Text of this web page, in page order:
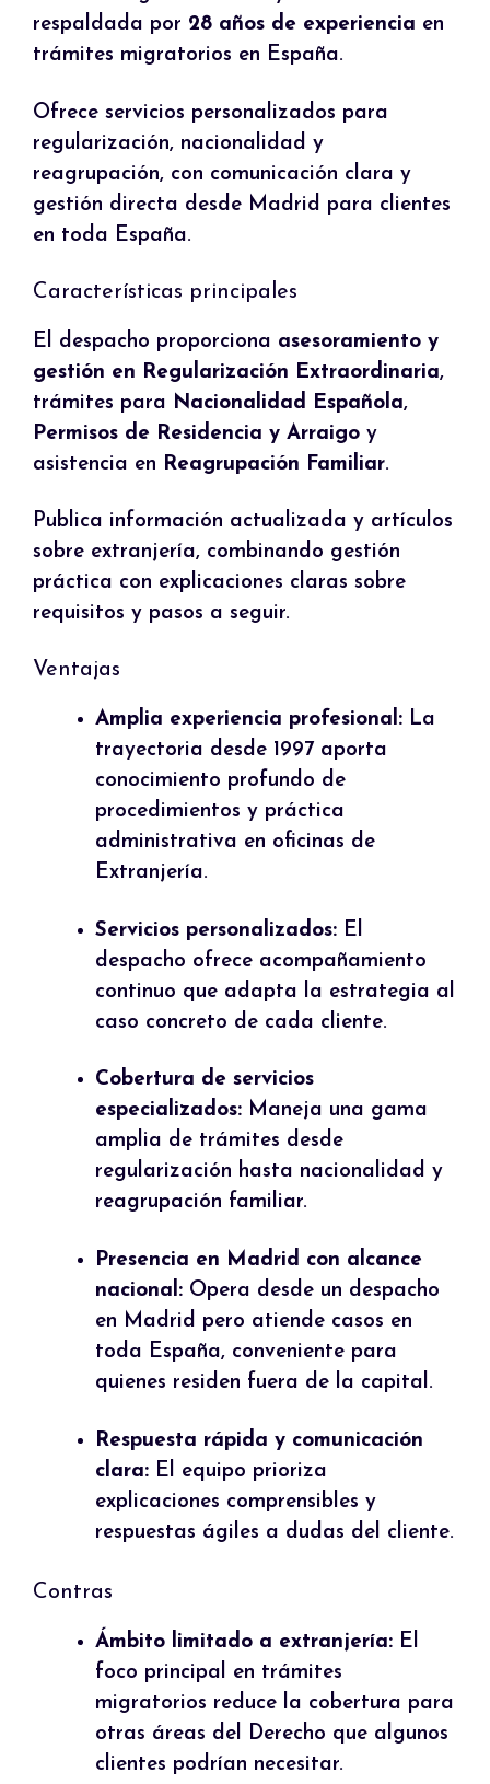
respaldada por 28 años de experiencia en
trámites migratorios en España.
Ofrece servicios personalizados para
regularización, nacionalidad y
reagrupación, con comunicación clara y
gestión directa desde Madrid para clientes
en toda España.
Características principales
El despacho proporciona asesoramiento y
gestión en Regularización Extraordinaria,
trámites para Nacionalidad Española,
Permisos de Residencia y Arraigo y
asistencia en Reagrupación Familiar.
Publica información actualizada y artículos
sobre extranjería, combinando gestión
práctica con explicaciones claras sobre
requisitos y pasos a seguir.
Ventajas
Amplia experiencia profesional: La
trayectoria desde 1997 aporta
conocimiento profundo de
procedimientos y práctica
administrativa en oficinas de
Extranjería.
Servicios personalizados: El
despacho ofrece acompañamiento
continuo que adapta la estrategia al
caso concreto de cada cliente.
Cobertura de servicios
especializados: Maneja una gama
amplia de trámites desde
regularización hasta nacionalidad y
reagrupación familiar.
Presencia en Madrid con alcance
nacional: Opera desde un despacho
en Madrid pero atiende casos en
toda España, conveniente para
quienes residen fuera de la capital.
Respuesta rápida y comunicación
clara: El equipo prioriza
explicaciones comprensibles y
respuestas ágiles a dudas del cliente.
Contras
Ámbito limitado a extranjería: El
foco principal en trámites
migratorios reduce la cobertura para
otras áreas del Derecho que algunos
clientes podrían necesitar.